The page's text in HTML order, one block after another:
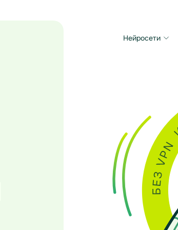
Нейросети